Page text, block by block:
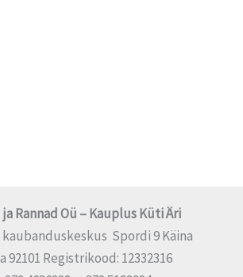
Rannad Oü – Kauplus Küti Äri
kaubanduskeskus Spordi 9 Käina
92101 Registrikood: 12332316